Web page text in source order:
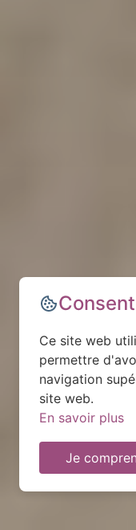
Ce site web
permettre
navigation
site web.
En savoir plus
Je